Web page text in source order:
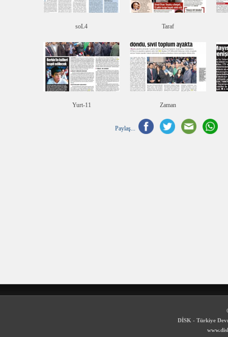
soL4 Taraf
Yurt-11 Zaman
Paylaş...
DİSK - Türkiye